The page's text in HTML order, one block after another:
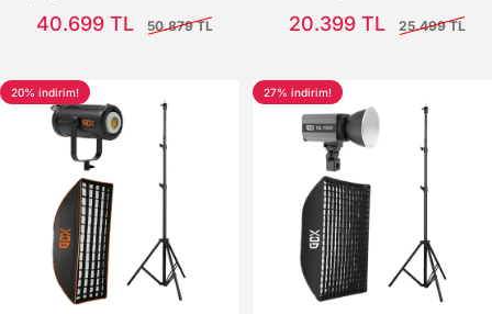
40.699 TL
50.879 TL
20.399 TL
25.499 TL
20% indirim! 27% indirim!